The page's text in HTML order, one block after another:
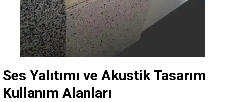
Ses Yalıtımı ve Akustik Tasarım
Kullanım Alanları